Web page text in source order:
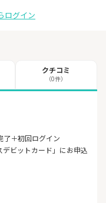
ログイン
クチコミ
（0件）
了＋初回ログイン
ビットカード」にお申込